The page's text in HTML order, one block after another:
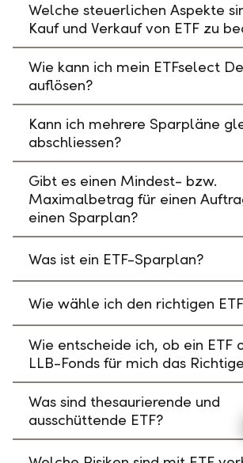
Welche steuerlichen Aspekte
Kauf und Verkauf von ETF zu
Wie kann ich mein ETFselect
auflösen?
Kann ich mehrere Sparpläne
abschliessen?
Gibt es einen Mindest- bzw.
Maximalbetrag für einen
einen Sparplan?
Was ist ein ETF-Sparplan?
Wie wähle ich den richtigen
Wie entscheide ich, ob ein ETF
LLB-Fonds für mich das
Was sind thesaurierende und
ausschüttende ETF?